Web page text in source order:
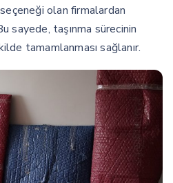
olan firmalardan
sayede, taşınma sürecinin
tamamlanması sağlanır.